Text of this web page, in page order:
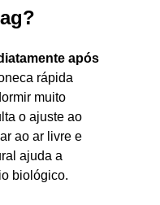
após
rápida
muito
o ajuste ao
ao ar livre e
ajuda a
biológico.